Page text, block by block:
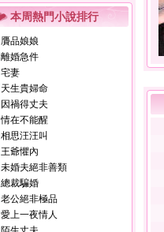
本周熱門小說排行
贗品娘娘
離婚急件
宅妻
天生貴婦命
因禍得丈夫
情在不能醒
相思汪汪叫
王爺懼內
未婚夫絕非善類
總裁騙婚
老公絕非極品
愛上一夜情人